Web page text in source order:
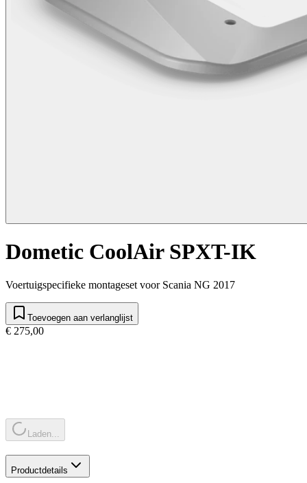
Dometic CoolAir SPXT-IK
Voertuigspecifieke montageset voor Scania NG 2017
Toevoegen aan verlanglijst
€ 275,00
Laden...
Productdetails